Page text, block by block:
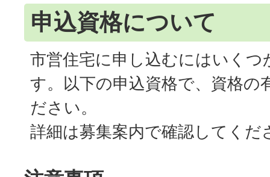
申込資格について
市営住宅に申し込むにはいくつ
す。以下の申込資格で、資格の
ださい。
詳細は募集案内で確認してくだ